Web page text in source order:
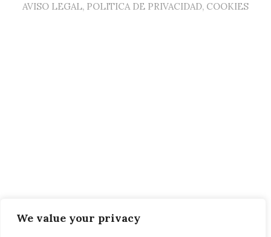
We value your privacy
AVISO LEGAL, POLITICA DE PRIVACIDAD, COOKIES